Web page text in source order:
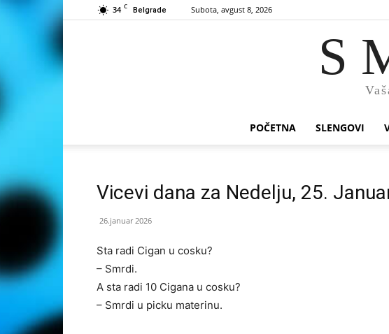
34 C Belgrade Subota, avgust 8, 2026
S
POČETNA SLENGOVI
Vicevi dana za Nedelju, 25.
26.januar 2026
Sta radi Cigan u cosku?
– Smrdi.
A sta radi 10 Cigana u cosku?
– Smrdi u picku materinu.